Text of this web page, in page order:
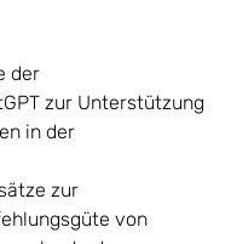
der
zur Unterstützung
in der
zur
von